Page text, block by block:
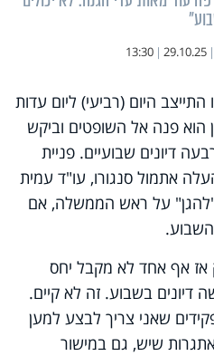
|
29.10.25
|
13:30
היום (רביעי) ליום עדות
הוא פנה אל השופטים וביקש
דיונים שבועיים. פניית
אתמול סנגורו, עו"ד עמית
"להגן" על ראש הממשלה, אם
השבוע.
אז אף אחד לא מקבל יחס
דיונים בשבוע. זה לא קיים.
שאני צריך לבצע למען
שיש, גם במישור